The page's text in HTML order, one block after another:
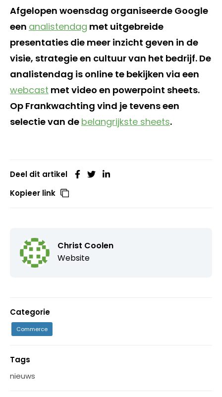
Afgelopen woensdag organiseerde Google
een analistendag met uitgebreide
presentaties die meer inzicht geven in de
visie, strategie en cultuur van het bedrijf. De
analistendag is online te bekijken via een
webcast met video en powerpoint sheets.
Op Frankwachting vind je tevens een
selectie van de belangrijkste sheets.
Deel dit artikel
Kopieer link
Christ Coolen
Website
Categorie
Commerce
Tags
nieuws